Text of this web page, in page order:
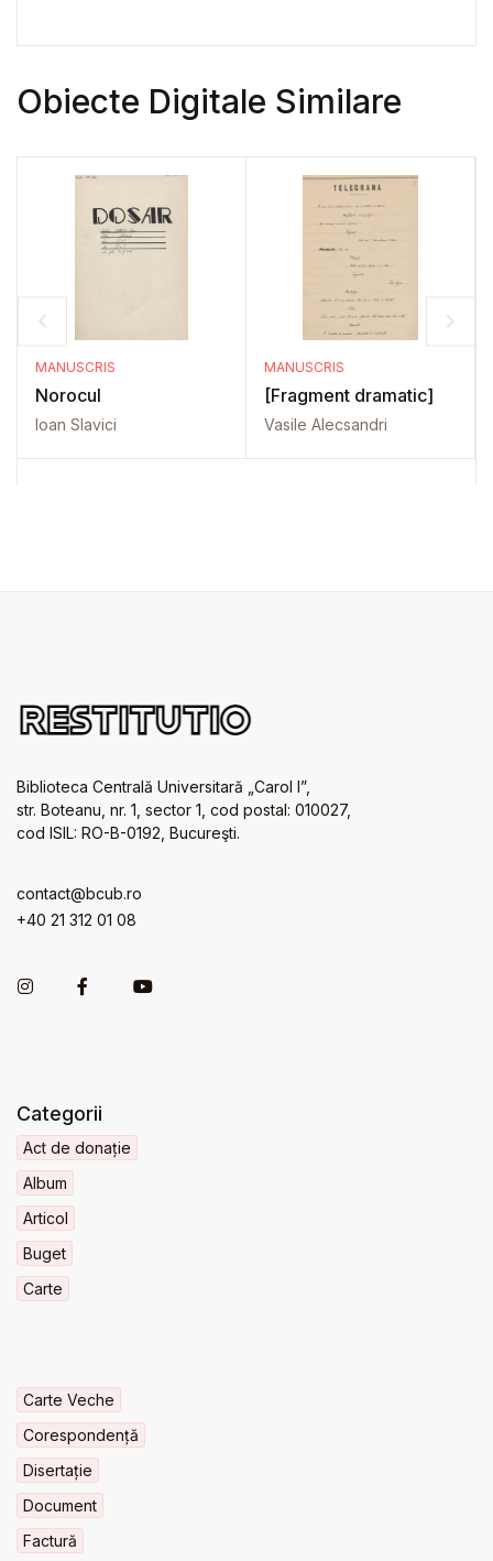
Obiecte Digitale Similare
MANUSCRIS
Norocul
Ioan Slavici
MANUSCRIS
[Fragment dramatic]
Vasile Alecsandri
Biblioteca Centrală Universitară „Carol I”,
str. Boteanu, nr. 1, sector 1, cod postal: 010027,
cod ISIL: RO-B-0192, Bucureşti.
contact@bcub.ro
+40 21 312 01 08
Categorii
Act de donație
Album
Articol
Buget
Carte
Carte Veche
Corespondență
Disertație
Document
Factură